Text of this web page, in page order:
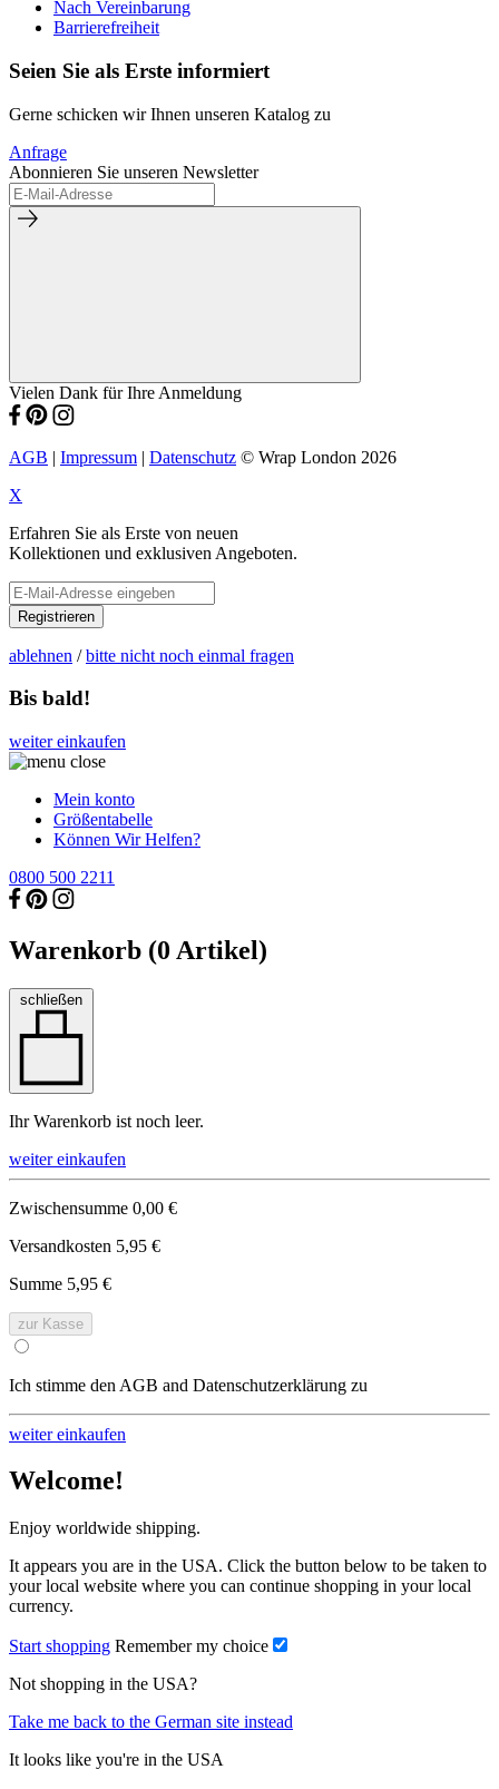
Nach Vereinbarung
Barrierefreiheit
Seien Sie als Erste informiert
Gerne schicken wir Ihnen unseren Katalog zu
Anfrage
Abonnieren Sie unseren Newsletter
Vielen Dank für Ihre Anmeldung
AGB | Impressum | Datenschutz © Wrap London 2026
X
Erfahren Sie als Erste von neuen
Kollektionen und exklusiven Angeboten.
Registrieren
ablehnen /bitte nicht noch einmal fragen
Bis bald!
weiter einkaufen
Mein konto
Größentabelle
Können Wir Helfen?
0800 500 2211
Warenkorb (0 Artikel)
schließen
Ihr Warenkorb ist noch leer.
weiter einkaufen
Zwischensumme 0,00 €
Versandkosten 5,95 €
Summe 5,95 €
zur Kasse
Ich stimme den AGB and Datenschutzerklärung zu
weiter einkaufen
Welcome!
Enjoy worldwide shipping.
It appears you are in the USA. Click the button below to be taken to
your local website where you can continue shopping in your local
currency.
Start shopping Remember my choice
Not shopping in the USA?
Take me back to the German site instead
It looks like you're in the USA